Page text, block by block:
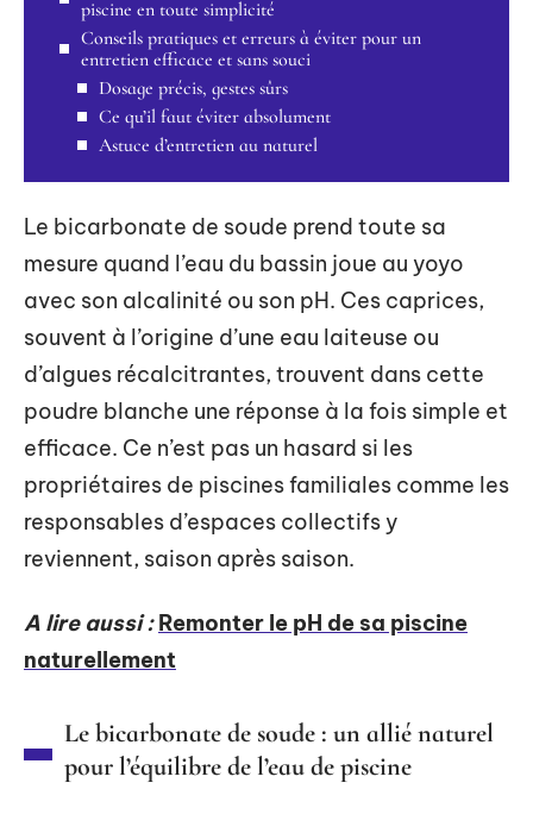
piscine en toute simplicité
Conseils pratiques et erreurs à éviter pour un
entretien efficace et sans souci
Dosage précis, gestes sûrs
Ce qu’il faut éviter absolument
Astuce d’entretien au naturel
Le bicarbonate de soude prend toute sa
mesure quand l’eau du bassin joue au yoyo
avec son alcalinité ou son pH. Ces caprices,
souvent à l’origine d’une eau laiteuse ou
d’algues récalcitrantes, trouvent dans cette
poudre blanche une réponse à la fois simple et
efficace. Ce n’est pas un hasard si les
propriétaires de piscines familiales comme les
responsables d’espaces collectifs y
reviennent, saison après saison.
A lire aussi : Remonter le pH de sa piscine
naturellement
Le bicarbonate de soude : un allié naturel
pour l’équilibre de l’eau de piscine